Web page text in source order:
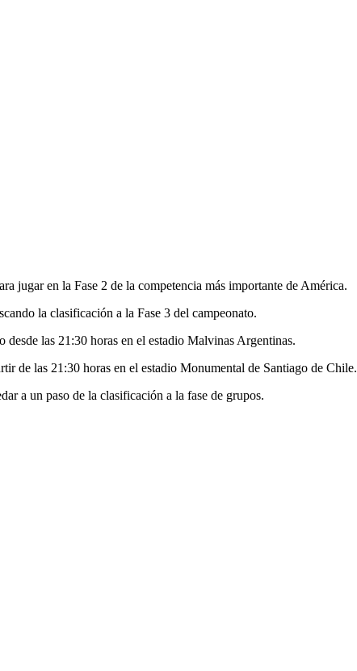
jugar en la Fase 2 de la competencia más importante de América.
la clasificación a la Fase 3 del campeonato.
las 21:30 horas en el estadio Malvinas Argentinas.
de las 21:30 horas en el estadio Monumental de Santiago de Chile.
a un paso de la clasificación a la fase de grupos.